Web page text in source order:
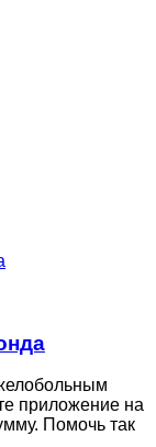
приложение на
Помочь так